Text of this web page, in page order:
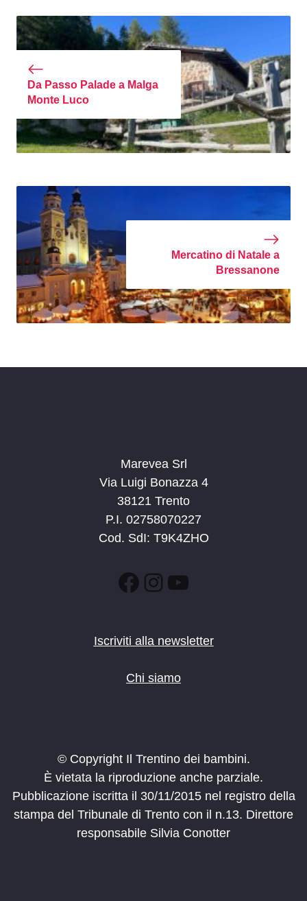
Da Passo Palade a Malga
Monte Luco
Mercatino di Natale a
Bressanone
Marevea Srl
Via Luigi Bonazza 4
38121 Trento
P.I. 02758070227
Cod. SdI: T9K4ZHO
Facebook
Instagram
YouTube
Iscriviti alla newsletter
Chi siamo
© Copyright Il Trentino dei bambini.
È vietata la riproduzione anche parziale.
Pubblicazione iscritta il 30/11/2015 nel registro della
stampa del Tribunale di Trento con il n.13. Direttore
responsabile Silvia Conotter